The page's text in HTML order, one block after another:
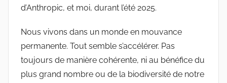
d’Anthropic, et moi, durant l’été 2025.
Nous vivons dans un monde en mouvance
permanente. Tout semble s’accélérer. Pas
toujours de manière cohérente, ni au bénéfice du
plus grand nombre ou de la biodiversité de notre